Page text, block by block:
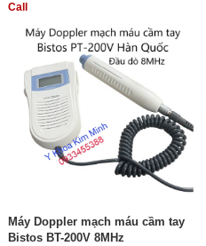
Call
Máy Doppler mạch máu cầm tay
Bistos BT-200V 8MHz